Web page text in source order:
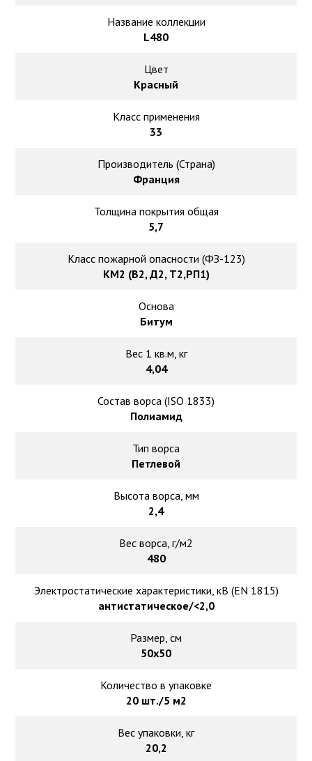
Ковролин под теплый пол
Название коллекции
L480
Цвет
Красный
Класс применения
33
Производитель (Страна)
Франция
Толщина покрытия общая
5,7
Класс пожарной опасности (ФЗ-123)
КМ2 (В2, Д2, Т2,РП1)
Основа
Битум
Вес 1 кв.м, кг
4,04
Состав ворса (ISO 1833)
Полиамид
Тип ворса
Петлевой
Высота ворса, мм
2,4
Вес ворса, г/м2
480
Электростатические характеристики, кВ (EN 1815)
антистатическое/<2,0
Размер, см
50х50
Количество в упаковке
20 шт./5 м2
Вес упаковки, кг
20,2